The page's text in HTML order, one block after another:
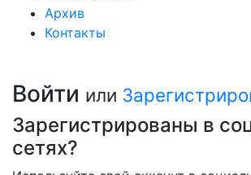
Архив
Контакты
Войти или
Зарегистрированы в
сетях?